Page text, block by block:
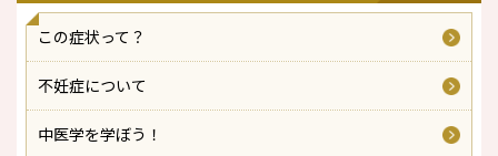
この症状って？
不妊症について
中医学を学ぼう！